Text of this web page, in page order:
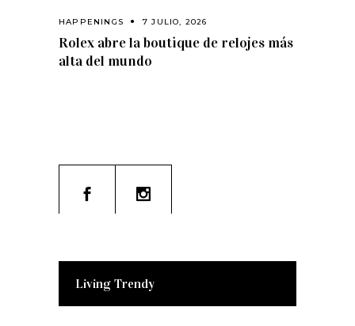
HAPPENINGS 7 JULIO, 2026
Rolex abre la boutique de relojes más
alta del mundo
Living Trendy